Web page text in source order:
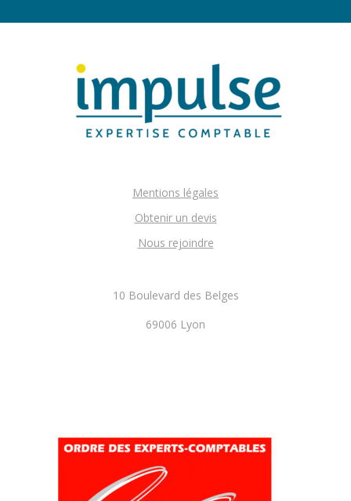
Mentions légales
Obtenir un devis
Nous rejoindre
10 Boulevard des Belges
69006 Lyon